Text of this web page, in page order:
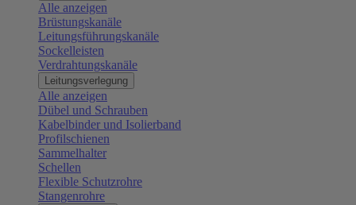
Alle anzeigen
Brüstungskanäle
Leitungsführungskanäle
Sockelleisten
Verdrahtungskanäle
Leitungsverlegung
Alle anzeigen
Dübel und Schrauben
Kabelbinder und Isolierband
Profilschienen
Sammelhalter
Schellen
Flexible Schutzrohre
Stangenrohre